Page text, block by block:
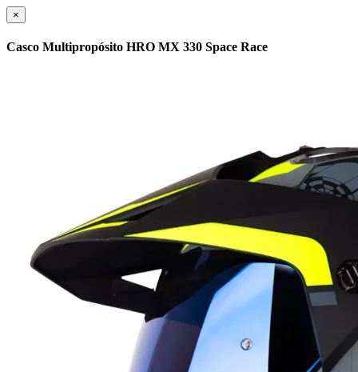
×
Casco Multipropósito HRO MX 330 Space Race